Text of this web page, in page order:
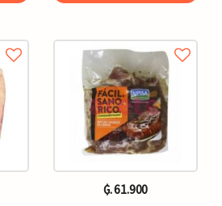
₲. 61.900